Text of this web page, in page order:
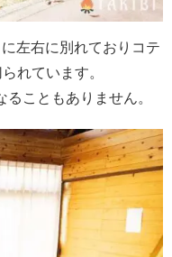
左右に別れておりコテ
れています。
こともありません。